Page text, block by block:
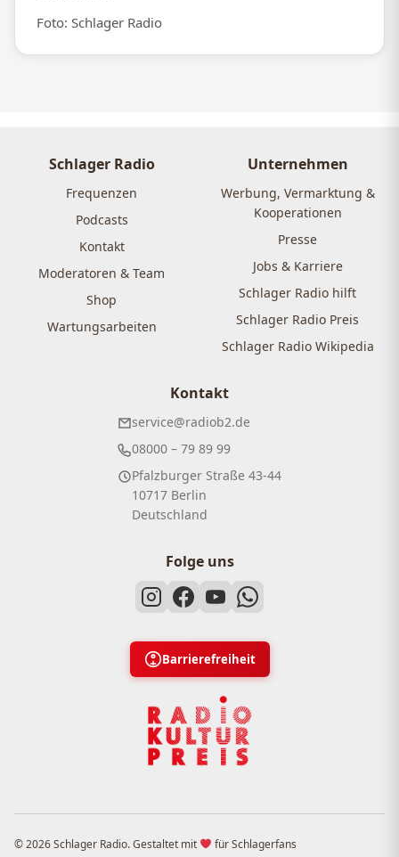
Foto: Schlager Radio
Schlager Radio
Frequenzen
Podcasts
Kontakt
Moderatoren & Team
Shop
Wartungsarbeiten
Unternehmen
Werbung, Vermarktung &
Kooperationen
Presse
Jobs & Karriere
Schlager Radio hilft
Schlager Radio Preis
Schlager Radio Wikipedia
Kontakt
service@radiob2.de
08000 – 79 89 99
Pfalzburger Straße 43-44
10717 Berlin
Deutschland
Folge uns
Barrierefreiheit
© 2026 Schlager Radio. Gestaltet mit für Schlagerfans